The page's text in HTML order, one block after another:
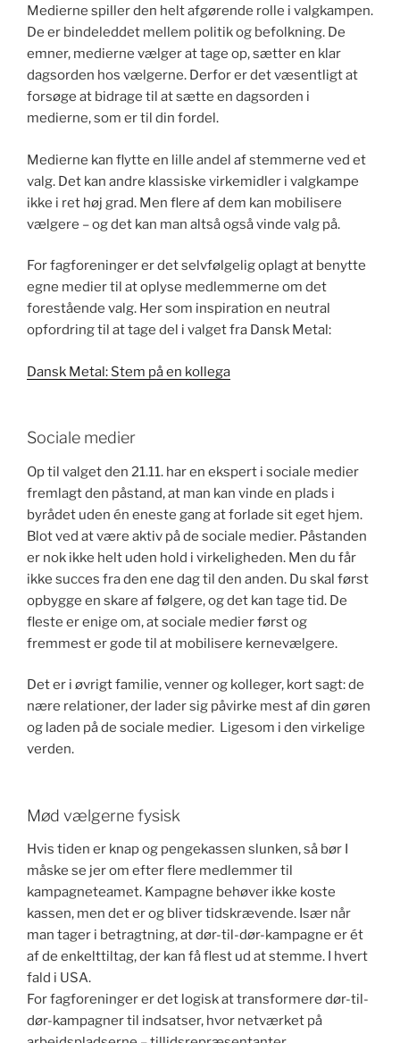
Medierne spiller den helt afgørende rolle i valgkampen.
De er bindeleddet mellem politik og befolkning. De
emner, medierne vælger at tage op, sætter en klar
dagsorden hos vælgerne. Derfor er det væsentligt at
forsøge at bidrage til at sætte en dagsorden i
medierne, som er til din fordel.
Medierne kan flytte en lille andel af stemmerne ved et
valg. Det kan andre klassiske virkemidler i valgkampe
ikke i ret høj grad. Men flere af dem kan mobilisere
vælgere – og det kan man altså også vinde valg på.
For fagforeninger er det selvfølgelig oplagt at benytte
egne medier til at oplyse medlemmerne om det
forestående valg. Her som inspiration en neutral
opfordring til at tage del i valget fra Dansk Metal:
Dansk Metal: Stem på en kollega
Sociale medier
Op til valget den 21.11. har en ekspert i sociale medier
fremlagt den påstand, at man kan vinde en plads i
byrådet uden én eneste gang at forlade sit eget hjem.
Blot ved at være aktiv på de sociale medier. Påstanden
er nok ikke helt uden hold i virkeligheden. Men du får
ikke succes fra den ene dag til den anden. Du skal først
opbygge en skare af følgere, og det kan tage tid. De
fleste er enige om, at sociale medier først og
fremmest er gode til at mobilisere kernevælgere.
Det er i øvrigt familie, venner og kolleger, kort sagt: de
nære relationer, der lader sig påvirke mest af din gøren
og laden på de sociale medier. Ligesom i den virkelige
verden.
Mød vælgerne fysisk
Hvis tiden er knap og pengekassen slunken, så bør I
måske se jer om efter flere medlemmer til
kampagneteamet. Kampagne behøver ikke koste
kassen, men det er og bliver tidskrævende. Især når
man tager i betragtning, at dør-til-dør-kampagne er ét
af de enkelttiltag, der kan få flest ud at stemme. I hvert
fald i USA.
For fagforeninger er det logisk at transformere dør-til-
dør-kampagner til indsatser, hvor netværket på